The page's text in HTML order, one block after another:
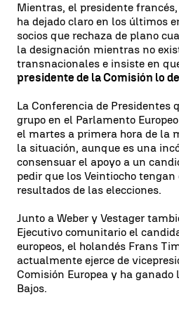
Mientras, el presidente francés,
ha dejado claro en los últimos
socios que rechaza de plano
la designación mientras no
transnacionales e insiste en
presidente de la Comisión lo
La Conferencia de Presidentes
grupo en el Parlamento
el martes a primera hora de la
la situación, aunque es una
consensuar el apoyo a un
pedir que los Veintiocho
resultados de las elecciones.
Junto a Weber y Vestager
Ejecutivo comunitario el
europeos, el holandés Frans
actualmente ejerce de
Comisión Europea y ha ganado
Bajos.